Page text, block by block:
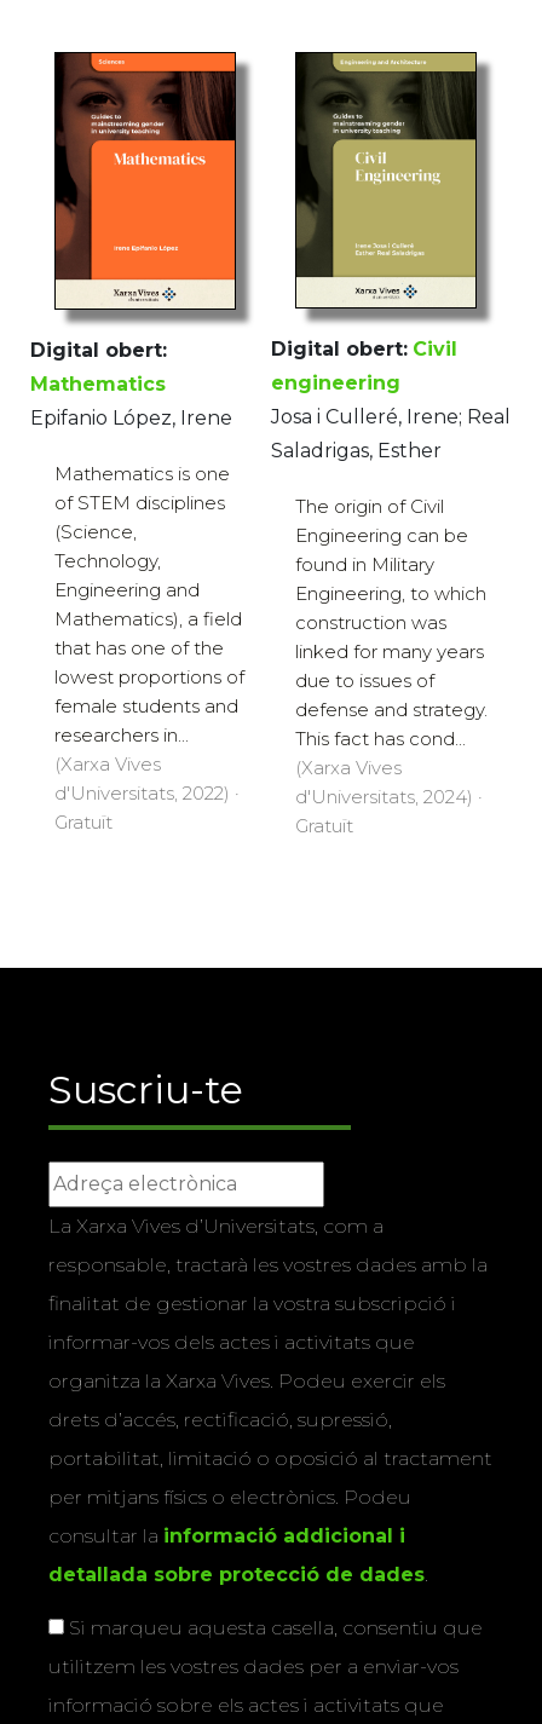
Digital obert:
Mathematics
Epifanio López, Irene
Mathematics is one
of STEM disciplines
(Science,
Technology,
Engineering and
Mathematics), a field
that has one of the
lowest proportions of
female students and
researchers in...
(Xarxa Vives
d'Universitats, 2022) ·
Gratuït
Digital obert: Civil
engineering
Josa i Culleré, Irene; Real
Saladrigas, Esther
The origin of Civil
Engineering can be
found in Military
Engineering, to which
construction was
linked for many years
due to issues of
defense and strategy.
This fact has cond...
(Xarxa Vives
d'Universitats, 2024) ·
Gratuït
Suscriu-te
La Xarxa Vives d’Universitats, com a
responsable, tractarà les vostres dades amb la
finalitat de gestionar la vostra subscripció i
informar-vos dels actes i activitats que
organitza la Xarxa Vives. Podeu exercir els
drets d’accés, rectificació, supressió,
portabilitat, limitació o oposició al tractament
per mitjans físics o electrònics. Podeu
consultar la informació addicional i
detallada sobre protecció de dades.
Si marqueu aquesta casella, consentiu que
utilitzem les vostres dades per a enviar-vos
informació sobre els actes i activitats que